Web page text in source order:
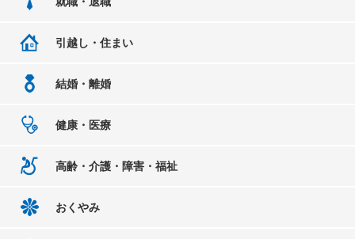
引越し・住まい
結婚・離婚
健康・医療
高齢・介護・障害・福祉
おくやみ